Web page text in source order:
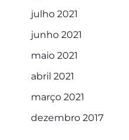
julho 2021
junho 2021
maio 2021
abril 2021
março 2021
dezembro 2017